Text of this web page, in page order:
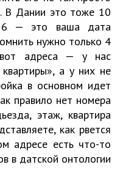
В Дании это тоже 10
— это ваша дата
нужно только 4
вот адреса — у нас
а у них не
в основном идет
правило нет номера
этаж, квартира
как рвется
адресе есть что-то
в датской онтологии